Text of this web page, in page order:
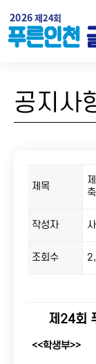
행사개요
오시는 길
공지사
제목
작성자
조회수
제24회
<<학생부>>